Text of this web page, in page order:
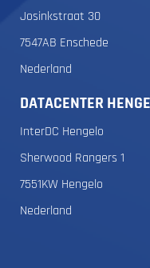
Josinkstraat 30
7547AB Enschede
Nederland
DATACENTER
InterDC Hengelo
Sherwood Rangers 1
7551KW Hengelo
Nederland